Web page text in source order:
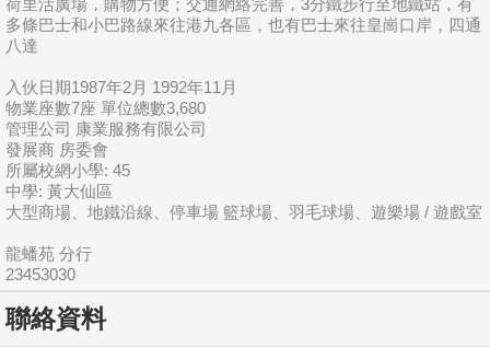
荷里活廣場，購物方便；交通網絡完善，3分鐵步行至地鐵站，有
多條巴士和小巴路線來往港九各區，也有巴士來往皇崗口岸，四通
八達
入伙日期1987年2月 1992年11月
物業座數7座 單位總數3,680
管理公司 康業服務有限公司
發展商 房委會
所屬校網小學: 45
中學: 黃大仙區
大型商場、地鐵沿線、停車場 籃球場、羽毛球場、遊樂場 / 遊戲室
龍蟠苑 分行
23453030
聯絡資料